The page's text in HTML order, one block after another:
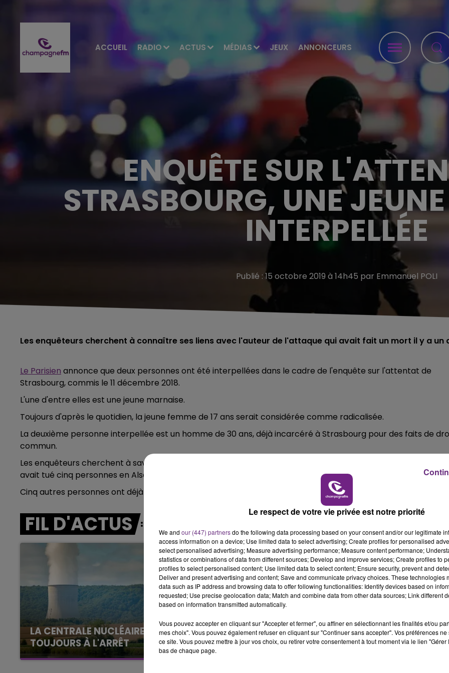
ACCUEIL RADIO ACTUS MÉDIAS JEUX ANNONCEURS
11h00 - 16h00
LE WEEK-END CHAMPAGNE FM LE WEEK-END CHAMPAGNE FM
ENQUÊTE SUR
STRASBOURG, UNE
INTERPELLÉE
Publié : 15 octobre 2019 à 14h45 par Emmanuel POLI
Les enquêteurs cherchent à connaître ses liens avec l'auteur de l'attaque qui avait fait un mort il y a un
Le Parisien annonce que deux personnes ont été interpellées dans le cadre de l'enquête sur l'attentat de
Strasbourg, commis le 11 décembre 2018.
L'une d'entre elles est une jeune marnaise.
Toujours d'après le quotidien, la jeune femme de 17 ans serait considérée comme radicalisée.
La deuxième personne interpellée est un homme de 30 ans, déjà incarcéré à Strasbourg pour des faits de
commun.
Les enquêteurs cherchent à savoir s'ils ont pu participer au processus de radicalisation de Cheriff Chekatt, qui
avait tué cinq personnes en Alsace avant d'être abattu par les policiers
Cinq autres personnes ont déjà été mises en examen dans cette affaire.
FIL D'ACTUS
LA CENTRALE NUCLÉAIRE DE CHOOZ
TOUJOURS À L'ARRÊT
Cela fait déjà une semaine que la centrale
LE MAGASIN JOUÉCLUB DE REIMS FERME
SES PORTES
Le respect de votre vie privée est notre priorité
We and our (447) partnersdo the following data processing based on your consent and/or our legitimate
access information on a device; Use limited data to select advertising; Create profiles for personalised
select personalised advertising; Measure advertising performance; Measure content performance;
statistics or combinations of data from different sources; Develop and improve services; Create profiles to
profiles to select personalised content; Use limited data to select content; Ensure security, prevent and
Deliver and present advertising and content; Save and communicate privacy choices. These technologies
data such as IP address and browsing data to offer following functionalities: Identify devices based on
requested; Use precise geolocation data; Match and combine data from other data sources; Link different
based on information transmitted automatically.
Vous pouvez accepter en cliquant sur "Accepter et fermer", ou affiner en sélectionnant les finalités et/ou
mes choix". Vous pouvez également refuser en cliquant sur "Continuer sans accepter". Vos préférences
ce site. Vous pouvez mettre à jour vos choix, ou retirer votre consentement à tout moment via le lien
bas de chaque page.